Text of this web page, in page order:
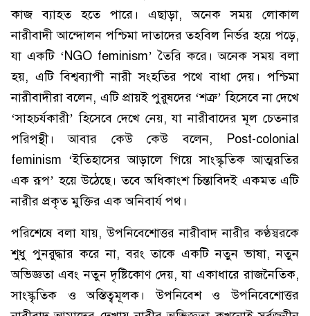
কাজ ব্যাহত হতে পারে। এছাড়া, অনেক সময় লোকাল
নারীবাদী আন্দোলন পশ্চিমা দাতাদের তহবিল নির্ভর হয়ে পড়ে,
যা একটি ‘NGO feminism’ তৈরি করে। অনেক সময় বলা
হয়, এটি বিশ্বব্যাপী নারী সংহতির পথে বাধা দেয়। পশ্চিমা
নারীবাদীরা বলেন, এটি প্রায়ই পুরুষদের ‘শত্রু’ হিসেবে না দেখে
‘সাহচর্যকারী’ হিসেবে দেখে নেয়, যা নারীবাদের মূল চেতনার
পরিপন্থী। আবার কেউ কেউ বলেন, Post-colonial
feminism ‘ইতিহাসের আড়ালে গিয়ে সাংস্কৃতিক আত্মরতির
এক রূপ’ হয়ে উঠেছে। তবে অধিকাংশ চিন্তাবিদই একমত এটি
নারীর প্রকৃত মুক্তির এক অনিবার্য পথ।
পরিশেষে বলা যায়, উপনিবেশোত্তর নারীবাদ নারীর কণ্ঠস্বরকে
শুধু পুনরুদ্ধার করে না, বরং তাকে একটি নতুন ভাষা, নতুন
অভিজ্ঞতা এবং নতুন দৃষ্টিকোণ দেয়, যা একাধারে রাজনৈতিক,
সাংস্কৃতিক ও অস্তিত্বমূলক। উপনিবেশ ও উপনিবেশোত্তর